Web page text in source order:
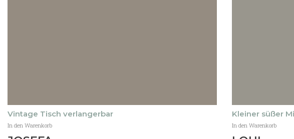
Vintage Tisch verlangerbar
In den Warenkorb
Kleiner süßer
In den Warenkorb